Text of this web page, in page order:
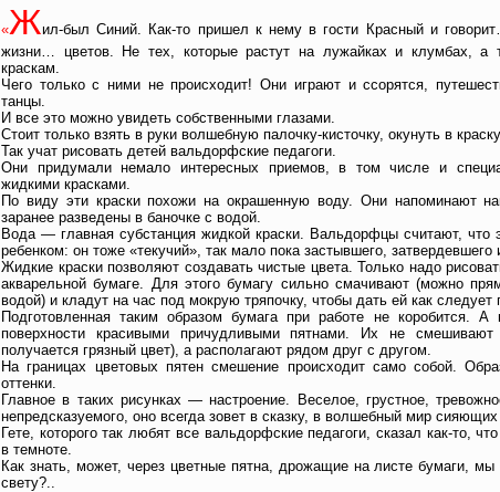
«Жил-был Синий. Как-то пришел к нему в гости Красный и
жизни… цветов. Не тех, которые растут на лужайках и клумбах, а
краскам.
Чего только с ними не происходит! Они играют и ссорятся,
танцы.
И все это можно увидеть собственными глазами.
Стоит только взять в руки волшебную палочку-кисточку, окунуть в
Так учат рисовать детей вальдорфские педагоги.
Они придумали немало интересных приемов, в том числе и
жидкими красками.
По виду эти краски похожи на окрашенную воду. Они напоминают
заранее разведены в баночке с водой.
Вода — главная субстанция жидкой краски. Вальдорфцы считают, что
ребенком: он тоже «текучий», так мало пока застывшего, затвердевшего
Жидкие краски позволяют создавать чистые цвета. Только надо
акварельной бумаге. Для этого бумагу сильно смачивают (можно
водой) и кладут на час под мокрую тряпочку, чтобы дать ей как следует
Подготовленная таким образом бумага при работе не коробится.
поверхности красивыми причудливыми пятнами. Их не смешивают
получается грязный цвет), а располагают рядом друг с другом.
На границах цветовых пятен смешение происходит само собой.
оттенки.
Главное в таких рисунках — настроение. Веселое, грустное,
непредсказуемого, оно всегда зовет в сказку, в волшебный мир сияющих
Гете, которого так любят все вальдорфские педагоги, сказал как-то,
в темноте.
Как знать, может, через цветные пятна, дрожащие на листе бумаги,
свету?..